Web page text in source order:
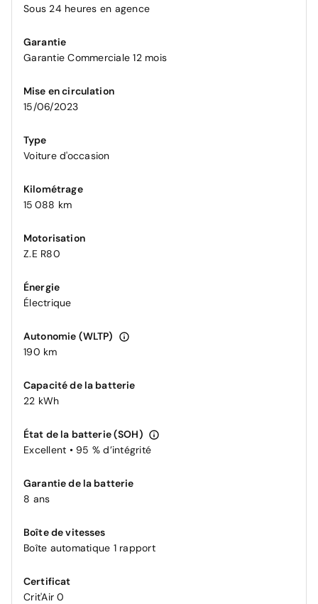
Sous 24 heures en agence
Garantie
Garantie Commerciale 12 mois
Mise en circulation
15/06/2023
Type
Voiture d'occasion
Kilométrage
15 088 km
Motorisation
Z.E R80
Énergie
Électrique
Autonomie (WLTP)
190 km
Capacité de la batterie
22 kWh
État de la batterie (SOH)
Excellent • 95 % d’intégrité
Garantie de la batterie
8 ans
Boîte de vitesses
Boîte automatique 1 rapport
Certificat
Crit'Air 0